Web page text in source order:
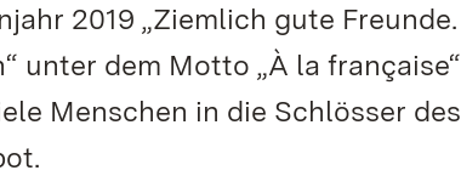
2019 „Ziemlich gute
unter dem Motto „À la
Menschen in die Schlösser